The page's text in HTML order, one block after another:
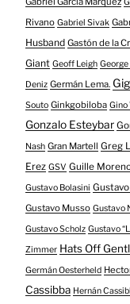
Rivano Gabriel Sivak
Husband Gastón de la
Giant Geoff Leigh George
Deniz Germán Lema.
Souto Ginkgobiloba Gino
Gonzalo Esteybar
Nash Gran Martell Greg
Erez GSV Guille
Gustavo Bolasini
Gustavo Musso Gustavo
Gustavo Scholz Gustavo
Zimmer Hats Off
Germán Oesterheld
Cassibba Hernán